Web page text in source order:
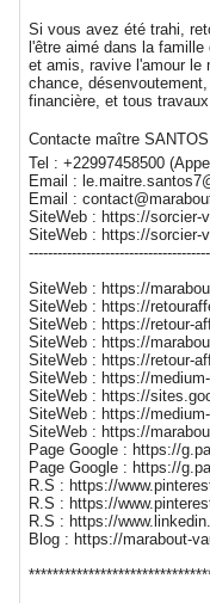
Si vous avez été trahi,
l'être aimé dans la
et amis, ravive l'amour le
chance,
financière, et tous
Contacte maître
Tel : +22997458500
Email :
Email :
SiteWeb : https://sorcier-
SiteWeb : https://sorcier-
SiteWeb : https://
SiteWeb : https://
SiteWeb : https://retour-
SiteWeb : https://
SiteWeb : https://retour-
SiteWeb : https://
SiteWeb : https://
SiteWeb : https://
SiteWeb : https://
Page Google : https://
Page Google : https://
R.S : https://
R.S : https://
R.S : https://
Blog : https://marabout-